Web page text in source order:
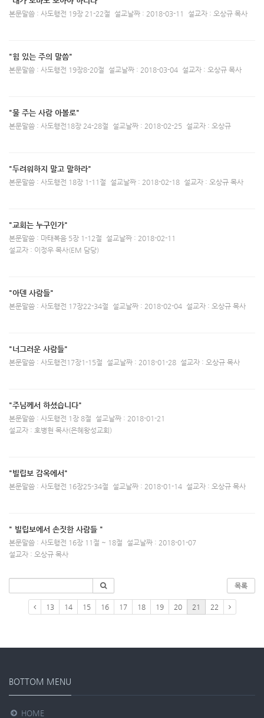
본문말씀 : 사도행전 19장 21-22절 설교날짜 : 2018-03-11 설교자 : 오상규 목사
"힘 있는 주의 말씀"
본문말씀 : 사도행전 19장8-20절 설교날짜 : 2018-03-04 설교자 : 오상규 목사
"물 주는 사람 아볼로"
본문말씀 : 사도행전18장 24-28절 설교날짜 : 2018-02-25 설교자 : 오상규
"두려워하지 말고 말하라"
본문말씀 : 사도행전 18장 1-11절 설교날짜 : 2018-02-18 설교자 : 오상규 목사
"교회는 누구인가"
본문말씀 : 마태복음 5장 1-12절
설교날짜 : 2018-02-11
설교자 : 이정우 목사(EM 담당)
"아덴 사람들"
본문말씀 : 사도행전 17장22-34절 설교날짜 : 2018-02-04 설교자 : 오상규 목사
"너그러운 사람들"
본문말씀 : 사도행전17장1-15절 설교날짜 : 2018-01-28 설교자 : 오상규 목사
"주님께서 하셨습니다"
본문말씀 : 사도행전 1장 8절
설교날짜 : 2018-01-21
설교자 : 호병현 목사(은혜왕성교회)
"빌립보 감옥에서"
본문말씀 : 사도행전 16장25-34절 설교날짜 : 2018-01-14 설교자 : 오상규 목사
" 빌립보에서 손짓한 사람들 "
본문말씀 : 사도행전 16장 11절 ~ 18절
설교날짜 : 2018-01-07
설교자 : 오상규 목사
목록
13 14 15 16 17 18 19 20 21 22
BOTTOM MENU
HOME